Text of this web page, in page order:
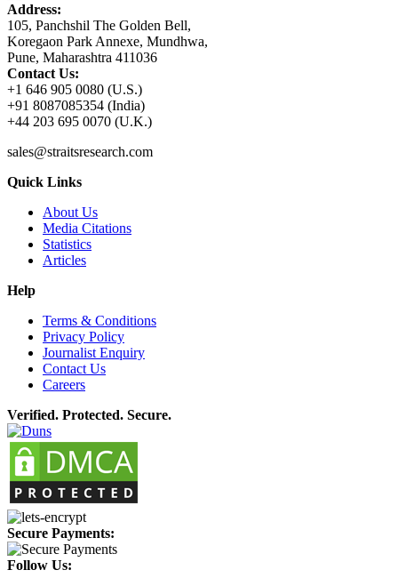
Address:
105, Panchshil The Golden Bell,
Koregaon Park Annexe, Mundhwa,
Pune, Maharashtra 411036
Contact Us:
+1 646 905 0080 (U.S.)
+91 8087085354 (India)
+44 203 695 0070 (U.K.)
sales@straitsresearch.com
Quick Links
About Us
Media Citations
Statistics
Articles
Help
Terms & Conditions
Privacy Policy
Journalist Enquiry
Contact Us
Careers
Verified. Protected. Secure.
Secure Payments:
Follow Us: